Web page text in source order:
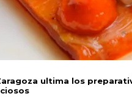
ultima los